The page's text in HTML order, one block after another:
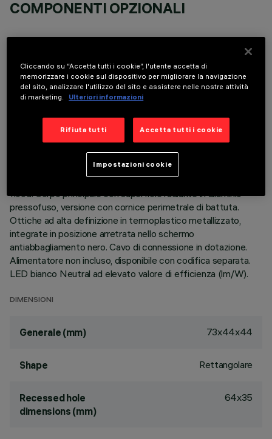
COMPONENTI OPZIONALI
DATI TECNICI
DESCRIZIONE
apparecchio miniaturizzato ad incasso rettangolare a 2
elementi ottici con sorgenti LED - ottiche fisse - apertura
flood. Corpo principale con superficie radiante in alluminio
pressofuso, versione con cornice perimetrale di battuta.
Ottiche ad alta definizione in termoplastico metallizzato,
integrate in posizione arretrata nello schermo
antiabbagliamento nero. Cavo di connessione in dotazione.
Alimentatore non incluso, disponibile con codifica separata.
LED bianco Neutral ad elevato valore di efficienza (lm/W).
DIMENSIONI
Generale (mm) 73x44x44
Shape Rettangolare
Recessed hole
dimensions (mm)
64x35
Cliccando su “Accetta tutti i cookie”, l'utente accetta di
memorizzare i cookie sul dispositivo per migliorare la navigazione
del sito, analizzare l'utilizzo del sito e assistere nelle nostre attività
di marketing.
Ulteriori informazioni
Rifiuta tutti Accetta tutti i cookie
Impostazioni cookie